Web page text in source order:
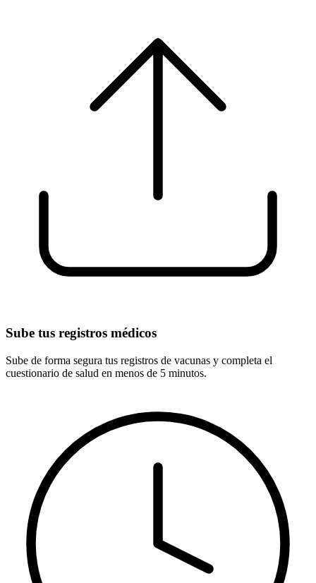
Sube tus registros médicos
Sube de forma segura tus registros de vacunas y completa el
cuestionario de salud en menos de 5 minutos.